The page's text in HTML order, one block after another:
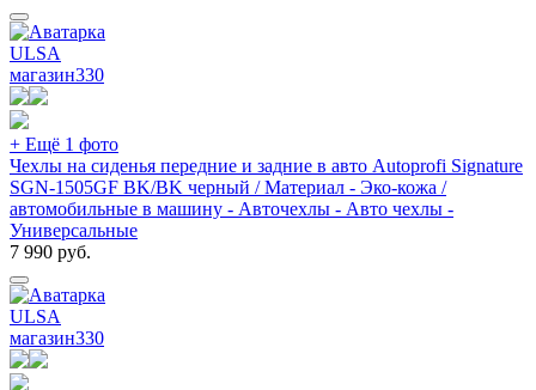
ULSA
магазин330
+ Ещё 1 фото
Чехлы на сиденья передние и задние в авто Autoprofi Signature
SGN-1505GF BK/BK черный / Материал - Эко-кожа /
автомобильные в машину - Авточехлы - Авто чехлы -
Универсальные
7 990 руб.
ULSA
магазин330